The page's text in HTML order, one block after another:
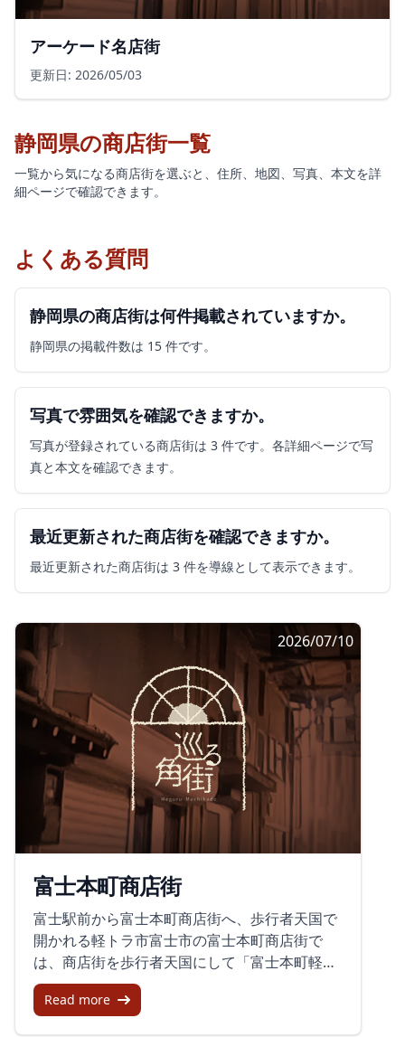
アーケード名店街
更新日: 2026/05/03
静岡県の商店街一覧
一覧から気になる商店街を選ぶと、住所、地図、写真、本文を詳
細ページで確認できます。
よくある質問
静岡県の商店街は何件掲載されていますか。
静岡県の掲載件数は 15 件です。
写真で雰囲気を確認できますか。
写真が登録されている商店街は 3 件です。各詳細ページで写
真と本文を確認できます。
最近更新された商店街を確認できますか。
最近更新された商店街は 3 件を導線として表示できます。
2026/07/10
富士本町商店街
富士駅前から富士本町商店街へ、歩行者天国で
開かれる軽トラ市富士市の富士本町商店街で
は、商店街を歩行者天国にして「富士本町軽ト
ラ市」が開かれています。富士本町通り一帯に
軽トラックや出店が並び、新鮮な野菜や果物、
Read more